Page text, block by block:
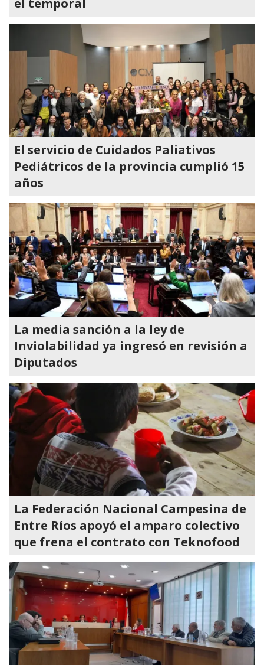
el temporal
El servicio de Cuidados Paliativos
Pediátricos de la provincia cumplió 15
años
La media sanción a la ley de
Inviolabilidad ya ingresó en revisión a
Diputados
La Federación Nacional Campesina de
Entre Ríos apoyó el amparo colectivo
que frena el contrato con Teknofood